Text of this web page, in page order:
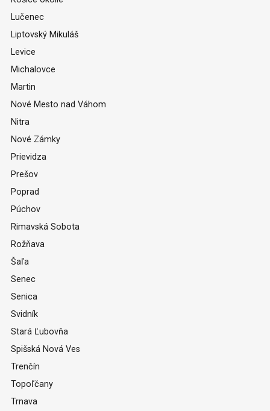
Lučenec
Liptovský Mikuláš
Levice
Michalovce
Martin
Nové Mesto nad Váhom
Nitra
Nové Zámky
Prievidza
Prešov
Poprad
Púchov
Rimavská Sobota
Rožňava
Šaľa
Senec
Senica
Svidník
Stará Ľubovňa
Spišská Nová Ves
Trenčín
Topoľčany
Trnava